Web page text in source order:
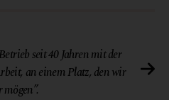
seit 40 Jahren mit der
an einem Platz, den wir